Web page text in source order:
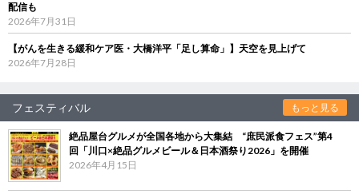
配信も
2026年7月31日
【がんを生きる緩和ケア医・大橋洋平「足し算命」】天空を見上げて
2026年7月28日
フェスティバル もっと見る
絶品屋台グルメが全国各地から大集結 “庶民派食フェス”第4
回「川口×絶品グルメビール＆日本酒祭り2026」を開催
2026年4月15日